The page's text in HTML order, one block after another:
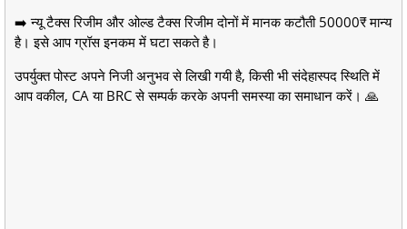
➡️ न्यू टैक्स रिजीम और ओल्ड टैक्स रिजीम दोनों में मानक कटौती 50000₹ मान्य
है। इसे आप ग्रॉस इनकम में घटा सकते है।
उपर्युक्त पोस्ट अपने निजी अनुभव से लिखी गयी है, किसी भी संदेहास्पद स्थिति में
आप वकील, CA या BRC से सम्पर्क करके अपनी समस्या का समाधान करें। 🙏